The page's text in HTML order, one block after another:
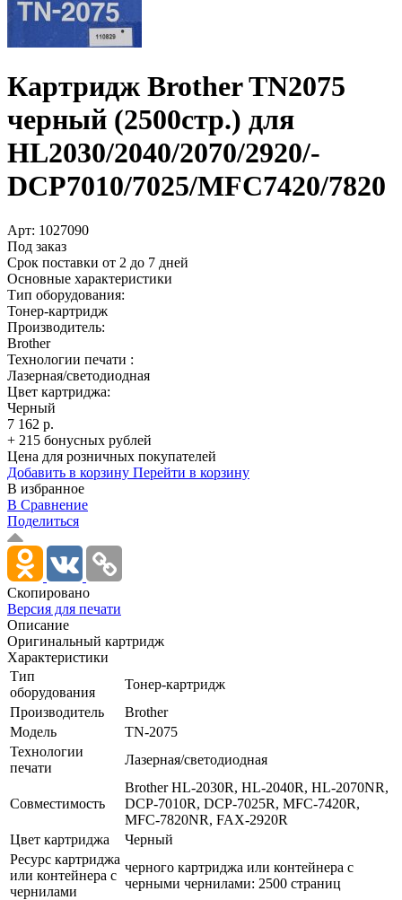
Картридж Brother TN2075
черный (2500стр.) для
HL2030/­2040/­2070/­2920/­
DCP7010/­7025/­MFC7420/­7820
Арт: 1027090
Под заказ
Срок поставки от 2 до 7 дней
Основные характеристики
Тип оборудования:
Тонер-картридж
Производитель:
Brother
Технологии печати :
Лазерная/светодиодная
Цвет картриджа:
Черный
7 162 р.
+ 215 бонусных рублей
Цена для розничных покупателей
Добавить в корзину Перейти в корзину
В избранное
В Сравнение
Поделиться
Скопировано
Версия для печати
Описание
Оригинальный картридж
Характеристики
Тип
оборудования
Тонер-картридж
Производитель
Brother
Модель
TN-2075
Технологии
печати
Лазерная/­светодиодная
Совместимость
Brother HL-2030R, HL-2040R, HL-2070NR,
DCP-7010R, DCP-7025R, MFC-7420R,
MFC-7820NR, FAX-2920R
Цвет картриджа
Черный
Ресурс картриджа
или контейнера с
чернилами
черного картриджа или контейнера с
черными чернилами: 2500 страниц